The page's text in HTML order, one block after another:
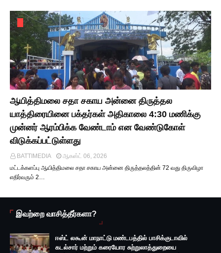
ஆயித்திமலை சதா சகாய அன்னை திருத்தல
யாத்திரையினை பக்தர்கள் அதிகாலை 4:30 மணிக்கு
முன்னர் ஆரம்பிக்க வேண்டாம் என வேண்டுகோள்
விடுக்கப்பட்டுள்ளது
BATTIMEDIA
ஆகஸ்ட் 06, 2026
மட்டக்களப்பு ஆயித்திமலை சதா சகாய அன்னை திருத்தலத்தின் 72 வது திருவிழா
எதிர்வரும் 2…
இவற்றை வாசித்தீர்களா?
ஈஸ்ட் லகூன் மாநாட்டு மண்டபத்தில் பாசிக்குடாவில்
கடல்சார் மற்றும் கரையோர சுற்றுலாத்துறையை